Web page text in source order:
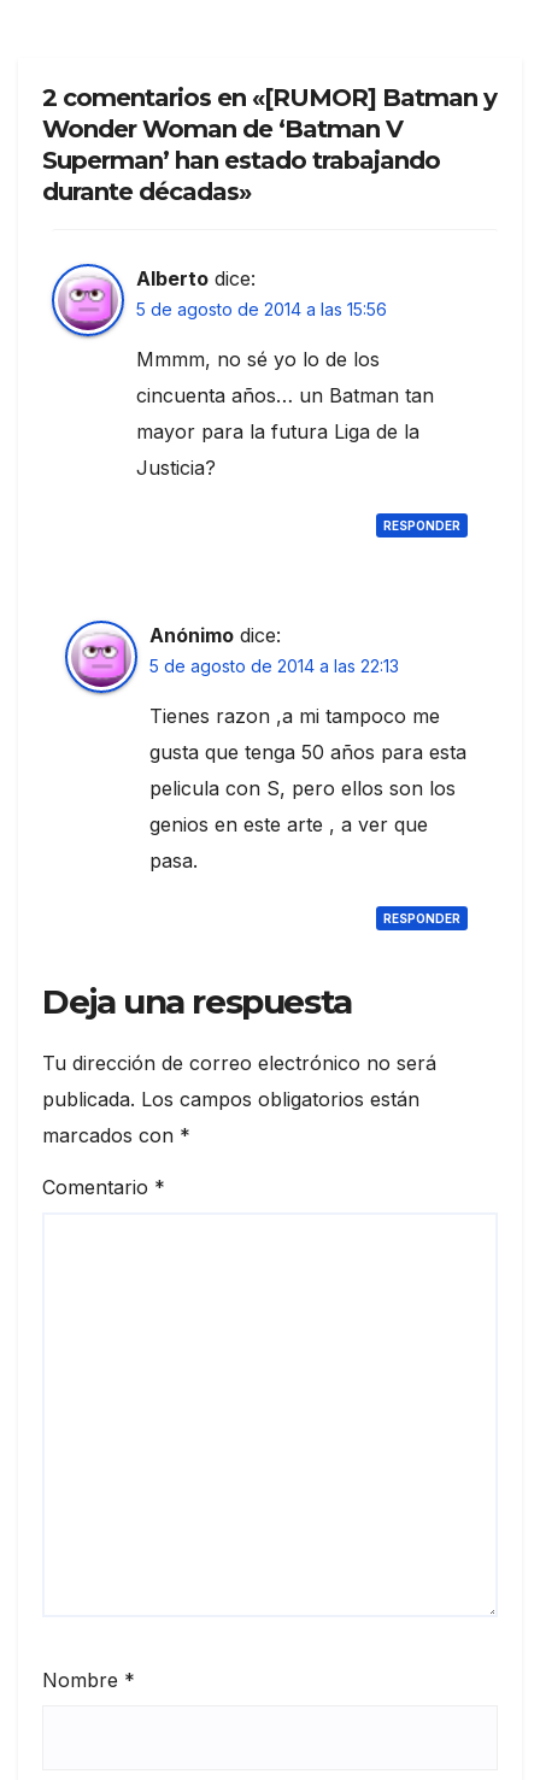
2 comentarios en «[RUMOR] Batman y
Wonder Woman de ‘Batman V
Superman’ han estado trabajando
durante décadas»
Alberto dice:
5 de agosto de 2014 a las 15:56
Mmmm, no sé yo lo de los
cincuenta años… un Batman tan
mayor para la futura Liga de la
Justicia?
RESPONDER
Anónimo dice:
5 de agosto de 2014 a las 22:13
Tienes razon ,a mi tampoco me
gusta que tenga 50 años para esta
pelicula con S, pero ellos son los
genios en este arte , a ver que
pasa.
RESPONDER
Deja una respuesta
Tu dirección de correo electrónico no será
publicada. Los campos obligatorios están
marcados con *
Comentario *
Nombre *